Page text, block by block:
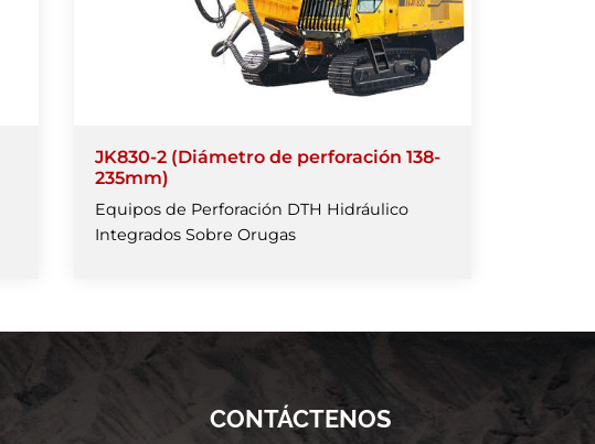
JK830-2 (Diámetro de perforación 138-
235mm)
Equipos de Perforación DTH Hidráulico
Integrados Sobre Orugas
CONTÁCTENOS